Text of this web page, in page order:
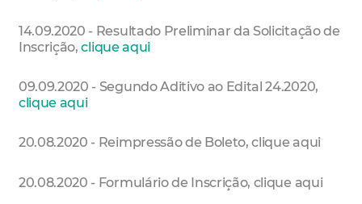
14.09.2020 - Resultado Preliminar da Solicitação de
Inscrição,clique aqui
09.09.2020 - Segundo Aditivo ao Edital 24.2020,
clique aqui
20.08.2020 - Reimpressão de Boleto, clique aqui
20.08.2020 - Formulário de Inscrição, clique aqui